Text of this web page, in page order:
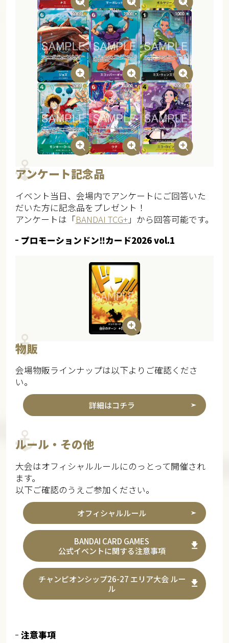
アンケート記念品
イベント当日、会場内でアンケートにご回答いた
だいた方に記念品をプレゼント！
アンケートは「BANDAI TCG+」から回答可能です。
プロモーションドン‼カード2026 vol.1​
物販
会場物販ラインナップは以下よりご確認くださ
い。
詳細はコチラ
ルール・その他
大会はオフィシャルルールにのっとって開催され
ます。
以下ご確認のうえご参加ください。
オフィシャルルール
BANDAI CARD GAMES
公式イベントに関する注意事項
チャンピオンシップ26-27 エリア大会 ルー
ル
注意事項